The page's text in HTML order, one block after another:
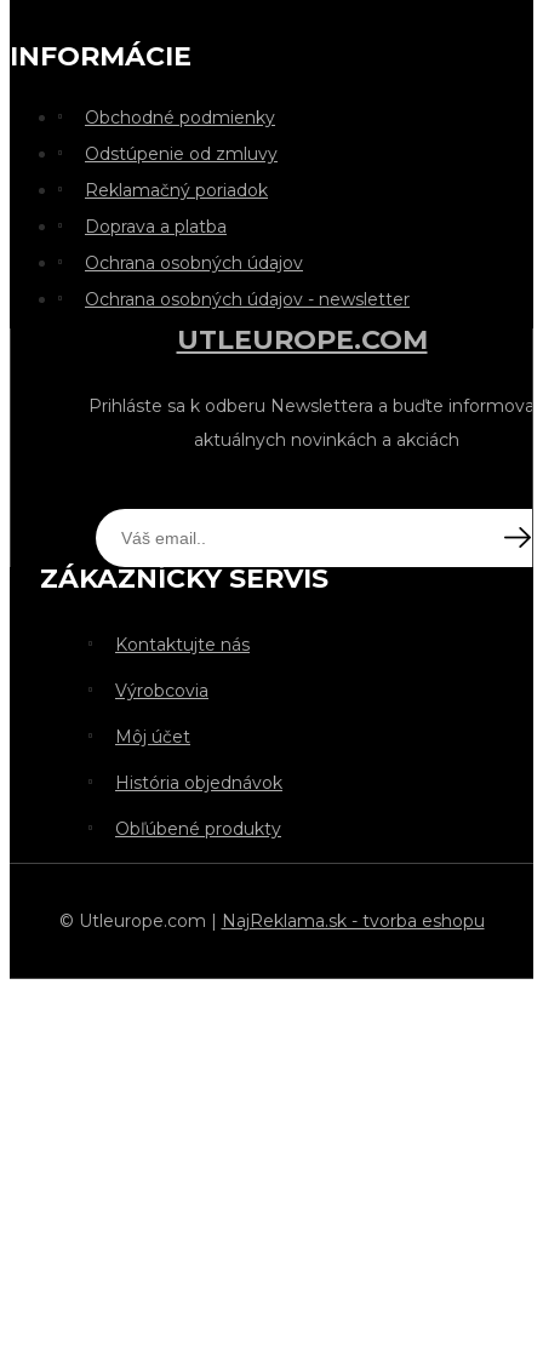
INFORMÁCIE
Obchodné podmienky
Odstúpenie od zmluvy
Reklamačný poriadok
Doprava a platba
Ochrana osobných údajov
Ochrana osobných údajov - newsletter
UTLEUROPE.COM
Prihláste sa k odberu Newslettera a buďte
aktuálnych novinkách a akciách
ZÁKAZNÍCKY SERVIS
Kontaktujte nás
Výrobcovia
Môj účet
História objednávok
Obľúbené produkty
© Utleurope.com | NajReklama.sk - tvorba eshopu